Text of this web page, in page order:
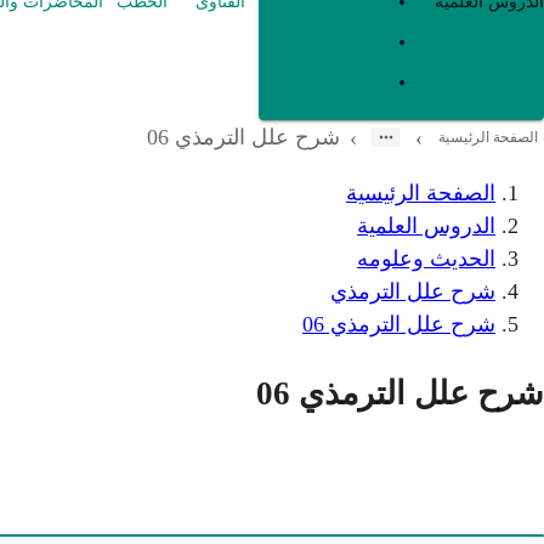
الصفحة الرئيسية ›
› شرح علل الترمذي 06
الصفحة الرئيسية
الدروس العلمية
الحديث وعلومه
شرح علل الترمذي
شرح علل الترمذي 06
شرح علل الترمذي 06